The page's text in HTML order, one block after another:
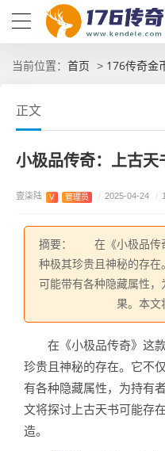
当前位置： 首页 > 176传奇金
正文
小极品传奇：上古天
壹柒陆 V 管理员 / 2025-04-24 /
摘要： 在《小极品传
种极其珍贵且神秘的存
可能带有各种隐藏属性
果。本文
在《小极品传奇》这款
珍贵且神秘的存在。它不
有各种隐藏属性，为持有
文将探讨上古天书可能存
造。